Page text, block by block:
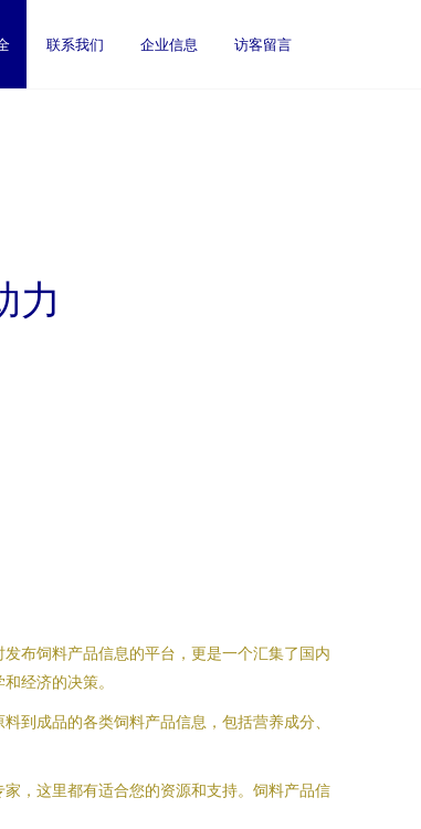
联系我们 企业信息 访客留言
力
布饲料产品信息的平台，更是一个汇集了国内
经济的决策。
到成品的各类饲料产品信息，包括营养成分、
，这里都有适合您的资源和支持。饲料产品信